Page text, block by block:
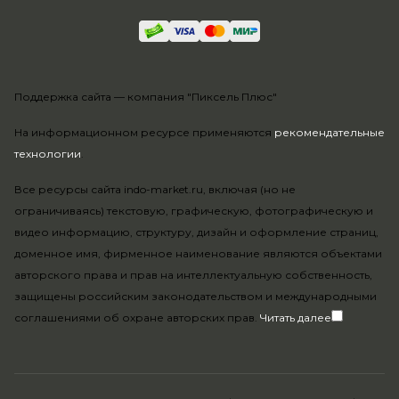
На информационном ресурсе применяются рекомендательные
технологии.
Все ресурсы сайта indo-market.ru, включая (но не
ограничиваясь) текстовую, графическую, фотографическую и
видео информацию, структуру, дизайн и оформление страниц,
доменное имя, фирменное наименование являются объектами
авторского права и прав на интеллектуальную собственность,
защищены российским законодательством и международными
соглашениями об охране авторских прав. Читать далее
Поддержка сайта — компания "Пиксель Плюс"